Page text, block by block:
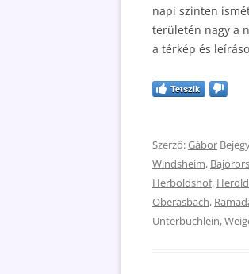
napi szinten
területén nagy a
a térkép és
Tetszik
Szerző:Gábor
Windsheim,
Herboldshof,
Oberasbach,
Unterbüchlein,